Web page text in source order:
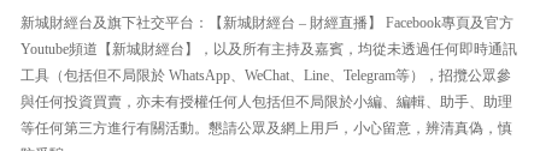
新城財經台及旗下社交平台：【新城財經台 – 財經直播】 Facebook專頁及官方
Youtube頻道【新城財經台】，以及所有主持及嘉賓，均從未透過任何即時通訊
工具（包括但不局限於 WhatsApp、WeChat、Line、Telegram等），招攬公眾參
與任何投資買賣，亦未有授權任何人包括但不局限於小編、編輯、助手、助理
等任何第三方進行有關活動。懇請公眾及網上用戶，小心留意，辨清真偽，慎